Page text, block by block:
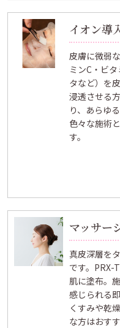
イオン導
皮膚に微弱
ミンC・ビ
タなど）を
浸透させる
り、あらゆ
色々な施術
す。
マッサー
真皮深層を
です。PRX-
肌に塗布。
感じられる
くすみや乾
な方はおす